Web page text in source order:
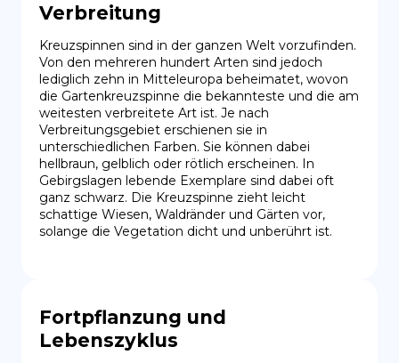
Verbreitung
Kreuzspinnen sind in der ganzen Welt vorzufinden.
Von den mehreren hundert Arten sind jedoch
lediglich zehn in Mitteleuropa beheimatet, wovon
die Gartenkreuzspinne die bekannteste und die am
weitesten verbreitete Art ist. Je nach
Verbreitungsgebiet erschienen sie in
unterschiedlichen Farben. Sie können dabei
hellbraun, gelblich oder rötlich erscheinen. In
Gebirgslagen lebende Exemplare sind dabei oft
ganz schwarz. Die Kreuzspinne zieht leicht
schattige Wiesen, Waldränder und Gärten vor,
solange die Vegetation dicht und unberührt ist.
Fortpflanzung und
Lebenszyklus